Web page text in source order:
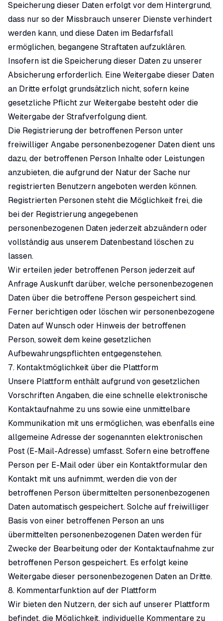
Speicherung dieser Daten erfolgt vor dem Hintergrund,
dass nur so der Missbrauch unserer Dienste verhindert
werden kann, und diese Daten im Bedarfsfall
ermöglichen, begangene Straftaten aufzuklären.
Insofern ist die Speicherung dieser Daten zu unserer
Absicherung erforderlich. Eine Weitergabe dieser Daten
an Dritte erfolgt grundsätzlich nicht, sofern keine
gesetzliche Pflicht zur Weitergabe besteht oder die
Weitergabe der Strafverfolgung dient.
Die Registrierung der betroffenen Person unter
freiwilliger Angabe personenbezogener Daten dient uns
dazu, der betroffenen Person Inhalte oder Leistungen
anzubieten, die aufgrund der Natur der Sache nur
registrierten Benutzern angeboten werden können.
Registrierten Personen steht die Möglichkeit frei, die
bei der Registrierung angegebenen
personenbezogenen Daten jederzeit abzuändern oder
vollständig aus unserem Datenbestand löschen zu
lassen.
Wir erteilen jeder betroffenen Person jederzeit auf
Anfrage Auskunft darüber, welche personenbezogenen
Daten über die betroffene Person gespeichert sind.
Ferner berichtigen oder löschen wir personenbezogene
Daten auf Wunsch oder Hinweis der betroffenen
Person, soweit dem keine gesetzlichen
Aufbewahrungspflichten entgegenstehen.
7. Kontaktmöglichkeit über die Plattform
Unsere Plattform enthält aufgrund von gesetzlichen
Vorschriften Angaben, die eine schnelle elektronische
Kontaktaufnahme zu uns sowie eine unmittelbare
Kommunikation mit uns ermöglichen, was ebenfalls eine
allgemeine Adresse der sogenannten elektronischen
Post (E-Mail-Adresse) umfasst. Sofern eine betroffene
Person per E-Mail oder über ein Kontaktformular den
Kontakt mit uns aufnimmt, werden die von der
betroffenen Person übermittelten personenbezogenen
Daten automatisch gespeichert. Solche auf freiwilliger
Basis von einer betroffenen Person an uns
übermittelten personenbezogenen Daten werden für
Zwecke der Bearbeitung oder der Kontaktaufnahme zur
betroffenen Person gespeichert. Es erfolgt keine
Weitergabe dieser personenbezogenen Daten an Dritte.
8. Kommentarfunktion auf der Plattform
Wir bieten den Nutzern, der sich auf unserer Plattform
befindet, die Möglichkeit, individuelle Kommentare zu